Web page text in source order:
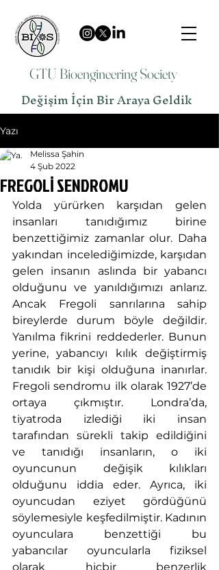
GTU Bioengineering Society
Değişim İçin Bir Araya Geldik
Yazı
FREGOLİ SENDROMU
Melissa Şahin
4 Şub 2022
Yolda yürürken karşıdan gelen
insanları tanıdığımız birine
benzettiğimiz zamanlar olur. Daha
yakından incelediğimizde, karşıdan
gelen insanın aslında bir yabancı
olduğunu ve yanıldığımızı anlarız.
Ancak Fregoli sanrılarına sahip
bireylerde durum böyle değildir.
Yanılma fikrini reddederler. Bunun
yerine, yabancıyı kılık değiştirmiş
tanıdık bir kişi olduğuna inanırlar.
Fregoli sendromu ilk olarak 1927’de
ortaya çıkmıştır. Londra’da,
tiyatroda izlediği iki insan
tarafından sürekli takip edildiğini
ve tanıdığı insanların, o iki
oyuncunun değişik kılıkları
olduğunu iddia eder. Ayrıca, iki
oyuncudan eziyet gördüğünü
söylemesiyle keşfedilmiştir. Kadının
oyunculara benzettiği bu
yabancılar oyuncularla fiziksel
olarak hiçbir benzerlik